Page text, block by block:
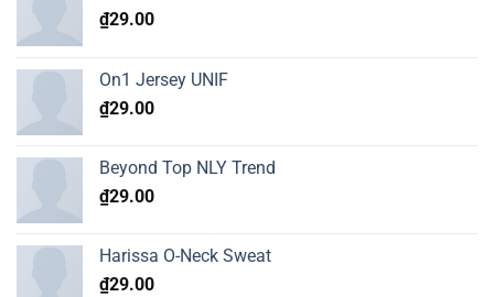
₫29.00
On1 Jersey UNIF
₫29.00
Beyond Top NLY Trend
₫29.00
Harissa O-Neck Sweat
₫29.00